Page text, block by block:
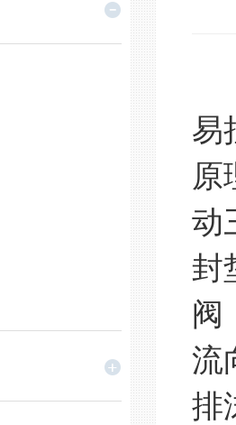
易
原
动
封
阀
流
排